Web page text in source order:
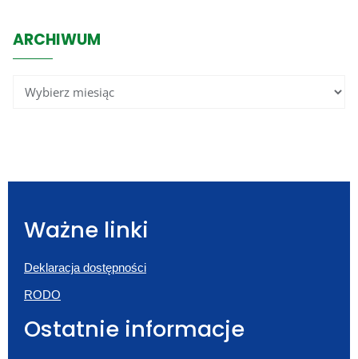
ARCHIWUM
Ważne linki
Deklaracja dostępności
RODO
Ostatnie informacje